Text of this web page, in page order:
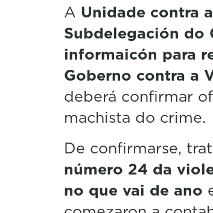
A Unidade contra
Subdelegación do
informaicón para
Goberno contra a
deberá confirmar
machista do crime.
De confirmarse,
número 24 da
no que vai de ano